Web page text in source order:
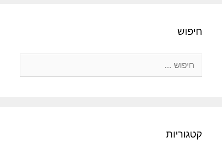
חיפוש
קטגוריות